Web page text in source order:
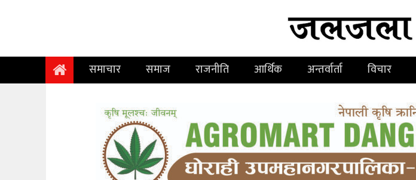
समाचार समाज राजनीति आर्थिक अन्तर्वार्ता विचार